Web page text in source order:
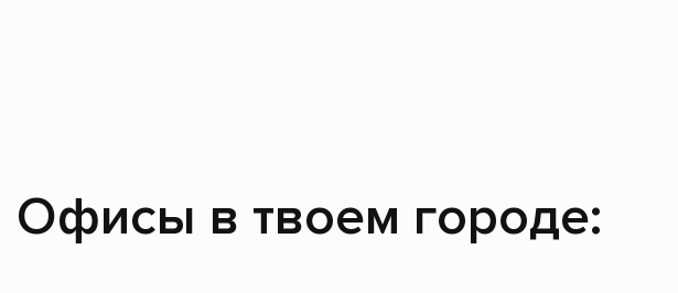
Офисы в твоем городе: